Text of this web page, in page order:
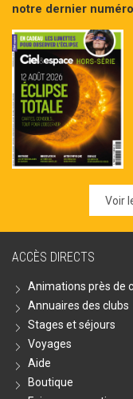
notre dernier numéro
Voir
ACCÈS DIRECTS
Animations près de
Annuaires des clubs
Stages et séjours
Voyages
Aide
Boutique